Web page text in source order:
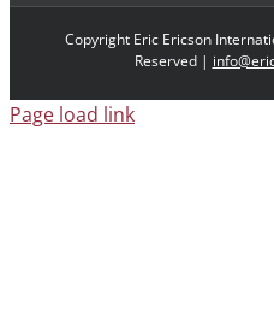
Copyright Eric Ericson
Reserved |
Page load link